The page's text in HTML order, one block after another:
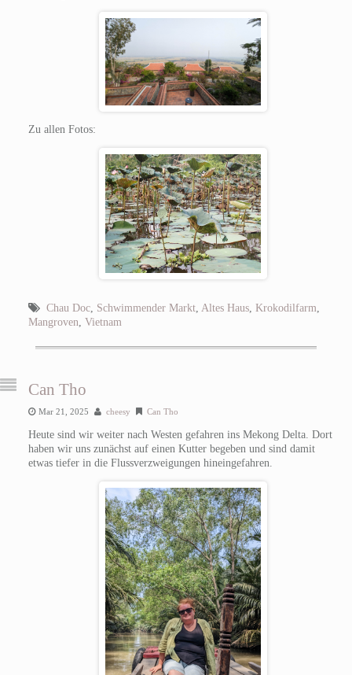
Zu allen Fotos:
Chau Doc, Schwimmender Markt, Altes Haus, Krokodilfarm
Mangroven Vietnam
Can Tho
Mar 21, 2025 cheesy Can Tho
Heute sind wir weiter nach Westen gefahren ins Mekong Delta. Dort
haben wir uns zunächst auf einen Kutter begeben und sind damit
etwas tiefer in die Flussverzweigungen hineingefahren.